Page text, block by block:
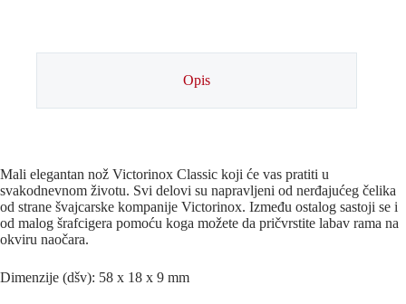
Opis
Mali elegantan nož Victorinox Classic koji će vas pratiti u
svakodnevnom životu. Svi delovi su napravljeni od nerđajućeg čelika
od strane švajcarske kompanije Victorinox. Između ostalog sastoji se i
od malog šrafcigera pomoću koga možete da pričvrstite labav rama na
okviru naočara.
Dimenzije (dšv): 58 x 18 x 9 mm